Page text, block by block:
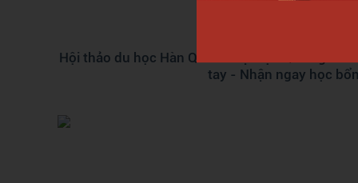
Hội thảo du học Hàn Quốc - Đại học Quốc gia
tay - Nhận ngay học